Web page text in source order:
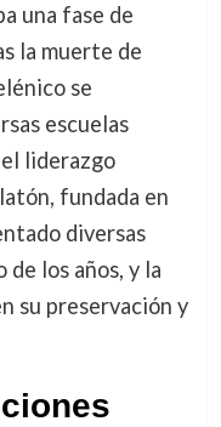
una fase de
la muerte de
se
escuelas
liderazgo
fundada en
diversas
de los años, y la
su preservación y